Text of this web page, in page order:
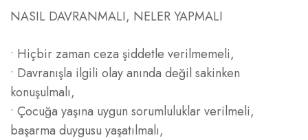
NASIL DAVRANMALI, NELER YAPMALI
• Hiçbir zaman ceza şiddetle verilmemeli,
• Davranışla ilgili olay anında değil sakinken
konuşulmalı,
• Çocuğa yaşına uygun sorumluluklar verilmeli,
başarma duygusu yaşatılmalı,